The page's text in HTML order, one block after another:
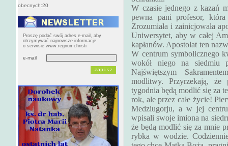
obecnych:20
Proszę podać swój adres e-mail, aby
otrzymywać najnowsze informacje
o serwisie www.regnumchristi
e-mail
W czasie jednego z kazań
pewna pani profesor,
Zrozumiała i zainicjowała
Uniwersytet, aby w całej
kapłanów. Apostolat ten
W centrum symbolicznego
wokół niego na siedmiu
Najświętszym
modlitwy. Przyrzekają,
tygodnia będą modlić się za
rok, ale przez całe życie!
Medziugorju, a w jej
wpisali swoje imiona na
że będą modlić się za mnie
rybka w wodzie.